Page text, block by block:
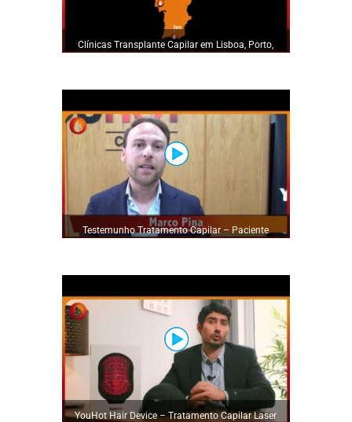
Clínicas Transplante Capilar em Lisboa, Porto,
Testemunho Tratamento Capilar – Paciente
YouHot Hair Device – Tratamento Capilar Laser